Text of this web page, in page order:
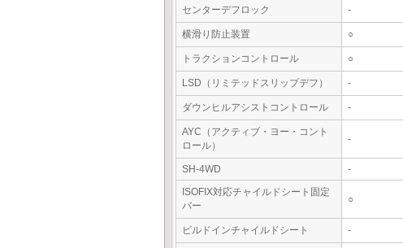
センターデフロック -
横滑り防止装置 ○
トラクションコントロール ○
LSD（リミテッドスリップデフ） -
ダウンヒルアシストコントロール -
AYC（アクティブ・ヨー・コント
ロール）
-
SH-4WD
-
ISOFIX対応チャイルドシート固定
バー
○
ビルドインチャイルドシート -